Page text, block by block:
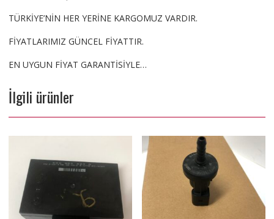
TÜRKİYE’NİN HER YERİNE KARGOMUZ VARDIR.
FİYATLARIMIZ GÜNCEL FİYATTIR.
EN UYGUN FİYAT GARANTİSİYLE…
İlgili ürünler